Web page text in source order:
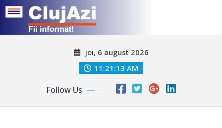
joi, 6 august 2026
11:21:16 AM
Follow Us